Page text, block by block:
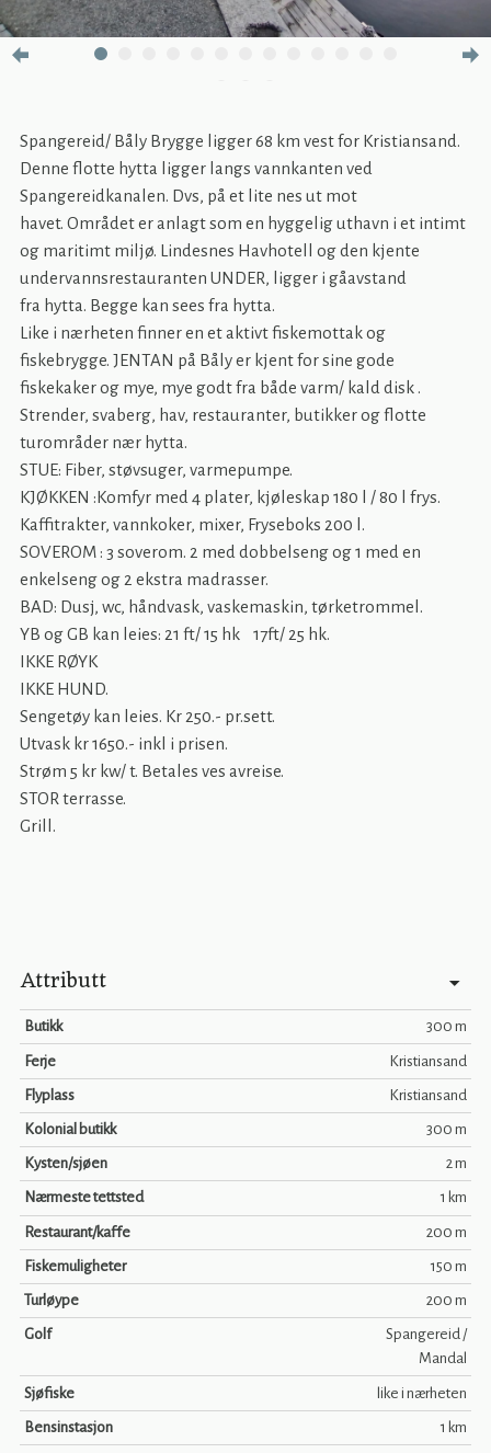
Spangereid/ Båly Brygge ligger 68 km vest for Kristiansand.
Denne flotte hytta ligger langs vannkanten ved
Spangereidkanalen. Dvs, på et lite nes ut mot
havet. Området er anlagt som en hyggelig uthavn i et intimt
og maritimt miljø. Lindesnes Havhotell og den kjente
undervannsrestauranten UNDER, ligger i gåavstand
fra hytta. Begge kan sees fra hytta.
Like i nærheten finner en et aktivt fiskemottak og
fiskebrygge. JENTAN på Båly er kjent for sine gode
fiskekaker og mye, mye godt fra både varm/ kald disk .
Strender, svaberg, hav, restauranter, butikker og flotte
turområder nær hytta.
STUE: Fiber, støvsuger, varmepumpe.
KJØKKEN :Komfyr med 4 plater, kjøleskap 180 l / 80 l frys.
Kaffitrakter, vannkoker, mixer, Fryseboks 200 l.
SOVEROM : 3 soverom. 2 med dobbelseng og 1 med en
enkelseng og 2 ekstra madrasser.
BAD: Dusj, wc, håndvask, vaskemaskin, tørketrommel.
YB og GB kan leies: 21 ft/ 15 hk 17ft/ 25 hk.
IKKE RØYK
IKKE HUND.
Sengetøy kan leies. Kr 250.- pr.sett.
Utvask kr 1650.- inkl i prisen.
Strøm 5 kr kw/ t. Betales ves avreise.
STOR terrasse.
Grill.
Attributt
Butikk 300 m
Ferje Kristiansand
Flyplass Kristiansand
Kolonial butikk 300 m
Kysten/sjøen 2 m
Nærmeste tettsted 1 km
Restaurant/kaffe 200 m
Fiskemuligheter 150 m
Turløype 200 m
Golf
Spangereid /
Mandal
Sjøfiske like i nærheten
Bensinstasjon 1 km